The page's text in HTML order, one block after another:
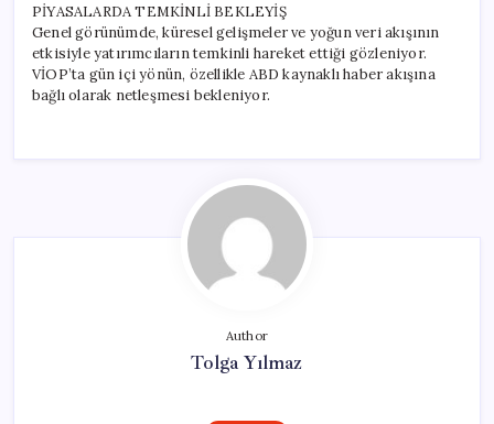
PİYASALARDA TEMKİNLİ BEKLEYİŞ
Genel görünümde, küresel gelişmeler ve yoğun veri akışının
etkisiyle yatırımcıların temkinli hareket ettiği gözleniyor.
VİOP’ta gün içi yönün, özellikle ABD kaynaklı haber akışına
bağlı olarak netleşmesi bekleniyor.
Author
Tolga Yılmaz